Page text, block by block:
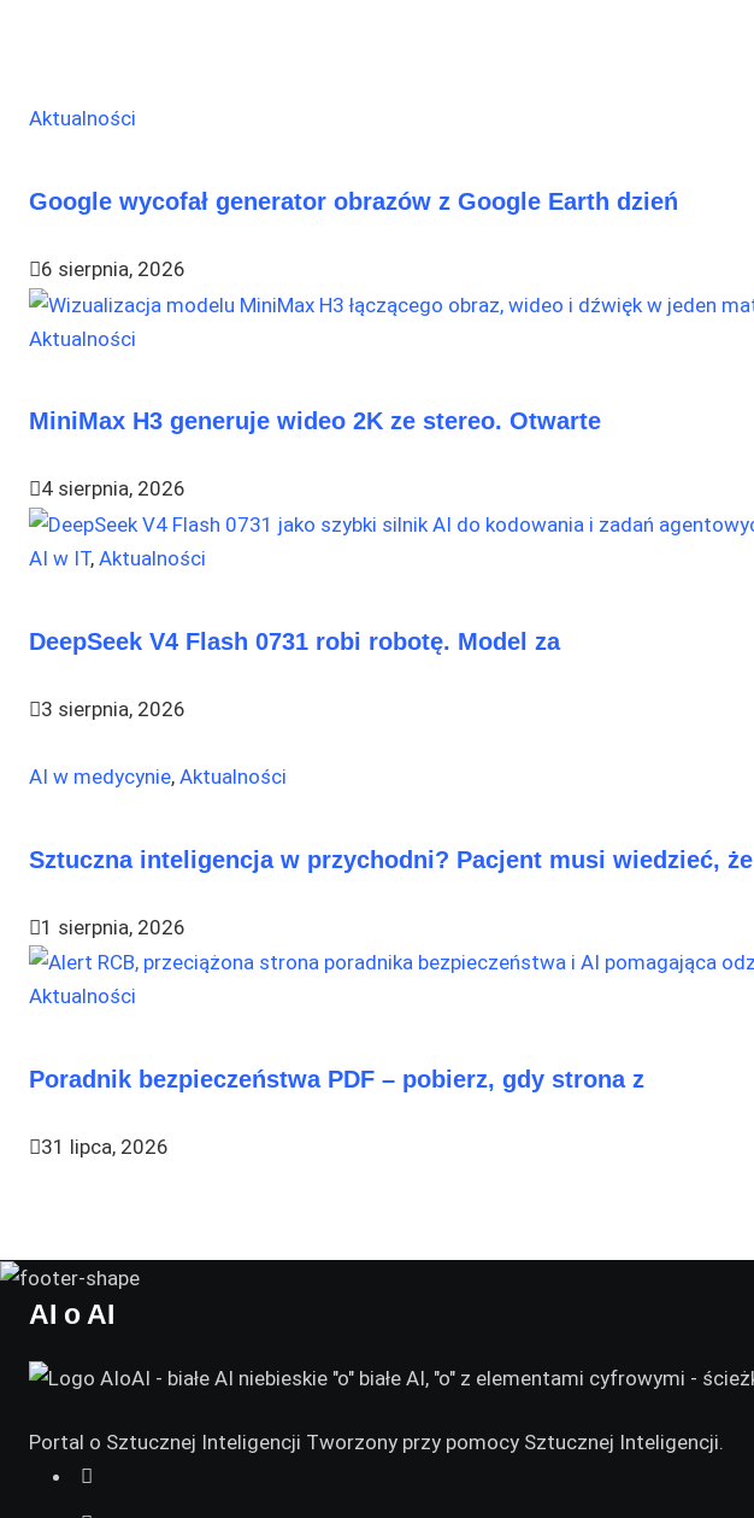
Aktualności
Google wycofał generator obrazów z Google Earth dzień
6 sierpnia, 2026
Aktualności
MiniMax H3 generuje wideo 2K ze stereo. Otwarte
4 sierpnia, 2026
AI w IT, Aktualności
DeepSeek V4 Flash 0731 robi robotę. Model za
3 sierpnia, 2026
AI w medycynie, Aktualności
Sztuczna inteligencja w przychodni? Pacjent musi wiedzieć, że
1 sierpnia, 2026
Aktualności
Poradnik bezpieczeństwa PDF – pobierz, gdy strona z
31 lipca, 2026
AI o AI
Portal o Sztucznej Inteligencji Tworzony przy pomocy Sztucznej Inteligencji.